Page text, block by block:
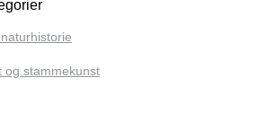
og stammekunst